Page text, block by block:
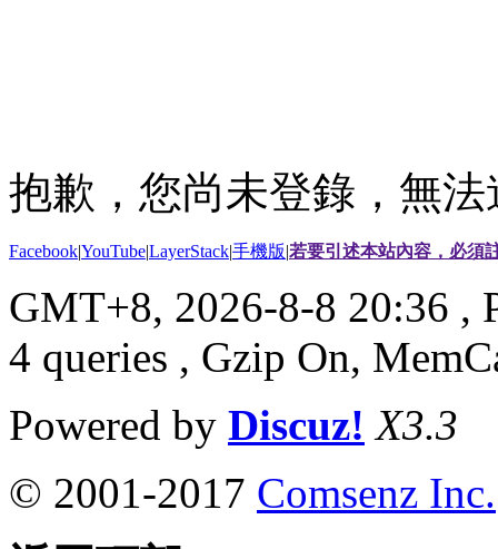
抱歉，您尚未登錄，無
Facebook|YouTube|LayerStack|手機版|若要引述本站內容，必須
GMT+8, 2026-8-8 20:36 ,
4 queries , Gzip On,
Powered by Discuz! X3.3
© 2001-2017 Comsenz Inc.